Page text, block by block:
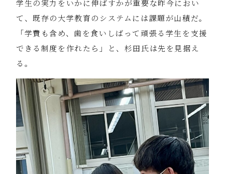
学生の実力をいかに伸ばすかが重要な昨今におい
て、既存の大学教育のシステムには課題が山積だ。
「学費も含め、歯を食いしばって頑張る学生を支援
できる制度を作れたら」と、杉田氏は先を見据え
る。